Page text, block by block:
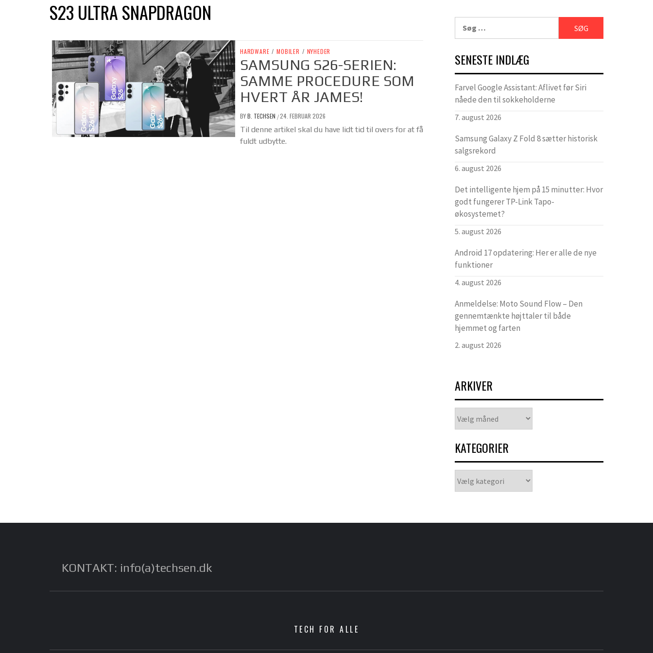
S23 ULTRA SNAPDRAGON
HARDWARE / MOBILER / NYHEDER
SAMSUNG S26-SERIEN:
SAMME PROCEDURE SOM
HVERT ÅR JAMES!
BYB. TECHSEN /24. FEBRUAR 2026
Til denne artikel skal du have lidt tid til overs for at få
fuldt udbytte.
efter:
SENESTE INDLÆG
Farvel Google Assistant: Aflivet før Siri
nåede den til sokkeholderne
7. august 2026
Samsung Galaxy Z Fold 8 sætter historisk
salgsrekord
6. august 2026
Det intelligente hjem på 15 minutter: Hvor
godt fungerer TP-Link Tapo-
økosystemet?
5. august 2026
Android 17 opdatering: Her er alle de nye
funktioner
4. august 2026
Anmeldelse: Moto Sound Flow – Den
gennemtænkte højttaler til både
hjemmet og farten
2. august 2026
ARKIVER
KATEGORIER
KONTAKT: info(a)techsen.dk
TECH FOR ALLE